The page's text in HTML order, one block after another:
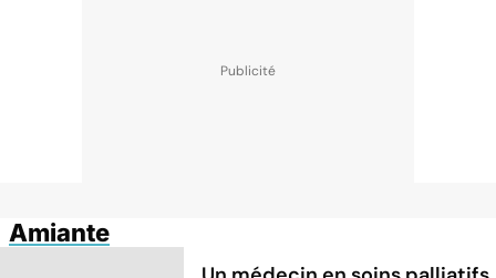
Amiante